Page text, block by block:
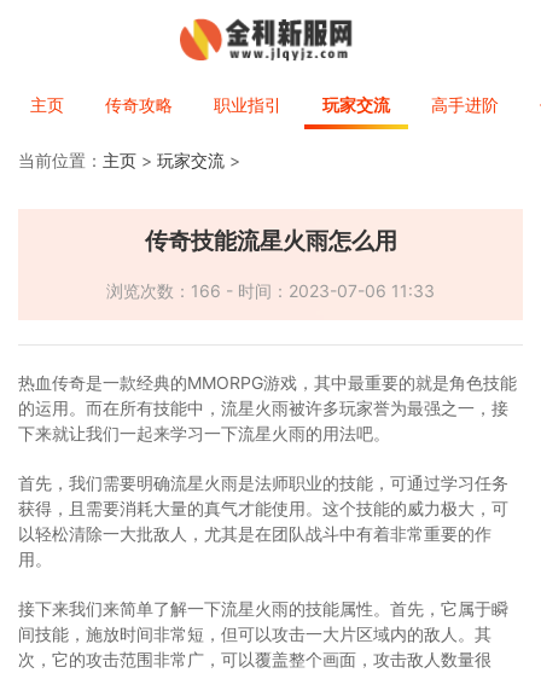
主页 传奇攻略 职业指引 玩家交流 高手进阶
当前位置： 主页 > 玩家交流 >
传奇技能流星火雨怎么用
浏览次数：166 - 时间：2023-07-06 11:33
热血传奇是一款经典的MMORPG游戏，其中最重要的就是角色技能
的运用。而在所有技能中，流星火雨被许多玩家誉为最强之一，接
下来就让我们一起来学习一下流星火雨的用法吧。
首先，我们需要明确流星火雨是法师职业的技能，可通过学习任务
获得，且需要消耗大量的真气才能使用。这个技能的威力极大，可
以轻松清除一大批敌人，尤其是在团队战斗中有着非常重要的作
用。
接下来我们来简单了解一下流星火雨的技能属性。首先，它属于瞬
间技能，施放时间非常短，但可以攻击一大片区域内的敌人。其
次，它的攻击范围非常广，可以覆盖整个画面，攻击敌人数量很